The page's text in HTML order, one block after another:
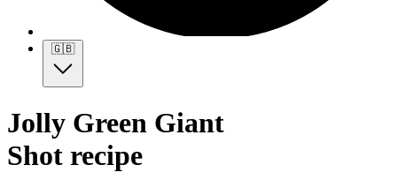
🇬🇧
Jolly Green Giant
Shot recipe